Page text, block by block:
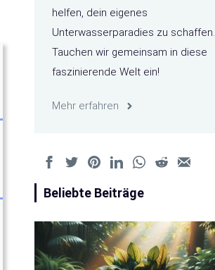
helfen, dein eigenes
Unterwasserparadies zu schaffen.
Tauchen wir gemeinsam in diese
faszinierende Welt ein!
Mehr erfahren
Beliebte Beiträge